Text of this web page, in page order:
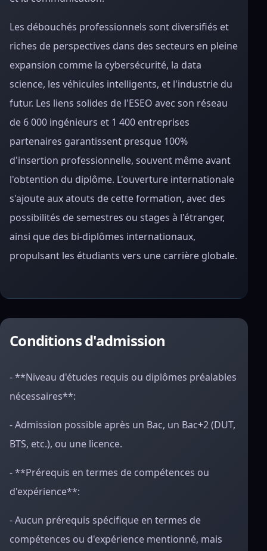
Les débouchés professionnels sont diversifiés et
riches de perspectives dans des secteurs en pleine
expansion comme la cybersécurité, la data
science, les véhicules intelligents, et l'industrie du
futur. Les liens solides de l'ESEO avec son réseau
de 6 000 ingénieurs et 1 400 entreprises
partenaires garantissent presque 100%
d'insertion professionnelle, souvent même avant
l'obtention du diplôme. L'ouverture internationale
s'ajoute aux atouts de cette formation, avec des
possibilités de semestres ou stages à l'étranger,
ainsi que des bi-diplômes internationaux,
propulsant les étudiants vers une carrière globale.
Conditions d'admission
- **Niveau d'études requis ou diplômes préalables
nécessaires**:
- Admission possible après un Bac, un Bac+2 (DUT,
BTS, etc.), ou une licence.
- **Prérequis en termes de compétences ou
d'expérience**:
- Aucun prérequis spécifique en termes de
compétences ou d'expérience mentionné, mais